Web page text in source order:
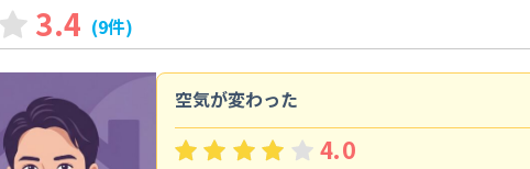
3.4 (9件)
空気が変わった
4.0